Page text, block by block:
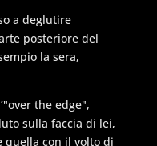
a deglutire
posteriore del
la sera,
the edge",
sulla faccia di lei,
quella con il volto di